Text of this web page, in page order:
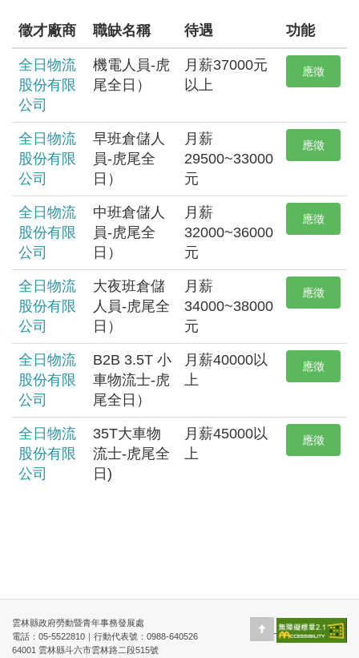
徵才廠商 職缺名稱 待遇 功能
全日物流
股份有限
公司
機電人員-虎
尾全日）
月薪37000元
以上
應徵
全日物流
股份有限
公司
早班倉儲人
員-虎尾全
日）
月薪
29500~33000
元
應徵
全日物流
股份有限
公司
中班倉儲人
員-虎尾全
日）
月薪
32000~36000
元
應徵
全日物流
股份有限
公司
大夜班倉儲
人員-虎尾全
日）
月薪
34000~38000
元
應徵
全日物流
股份有限
公司
B2B 3.5T 小
車物流士-虎
尾全日）
月薪40000以
上
應徵
全日物流
股份有限
公司
35T大車物
流士-虎尾全
日)
月薪45000以
上
應徵
雲林縣政府勞動暨青年事務發展處
電話：05-5522810｜行動代表號：0988-640526
64001 雲林縣斗六市雲林路二段515號